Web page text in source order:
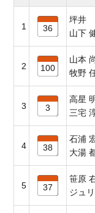
1 36
坪井
山下
2 100
山本
牧野
3 3
高星
三宅
4 38
石浦
大湯
5 37
笹原
ジュ